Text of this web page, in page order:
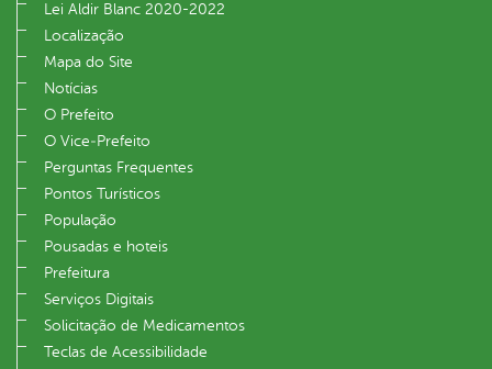
Lei Aldir Blanc 2020-2022
Localização
Mapa do Site
Notícias
O Prefeito
O Vice‐Prefeito
Perguntas Frequentes
Pontos Turísticos
População
Pousadas e hoteis
Prefeitura
Serviços Digitais
Solicitação de Medicamentos
Teclas de Acessibilidade